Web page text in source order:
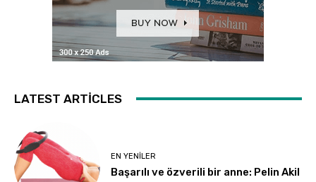
LATEST ARTICLES
EN YENILER
Başarılı ve özverili bir anne: Pelin Akil